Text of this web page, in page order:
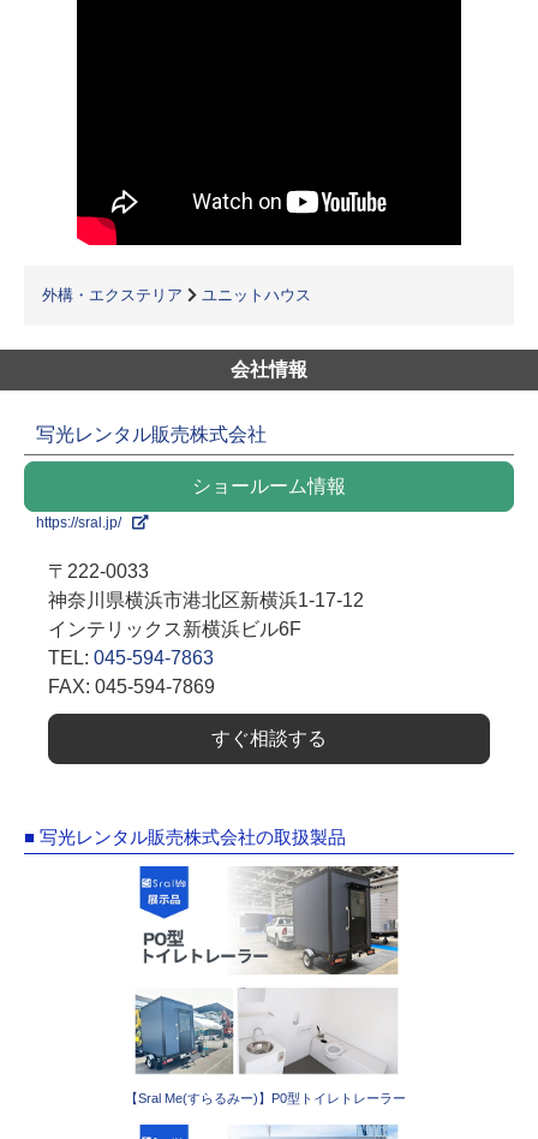
外構・エクステリア ユニットハウス
会社情報
写光レンタル販売株式会社
ショールーム情報
https://sral.jp/
〒222-0033
神奈川県横浜市港北区新横浜1-17-12
インテリックス新横浜ビル6F
TEL: 045-594-7863
FAX: 045-594-7869
すぐ相談する
■ 写光レンタル販売株式会社の取扱製品
【Sral Me(すらるみー)】P0型トイレトレーラー